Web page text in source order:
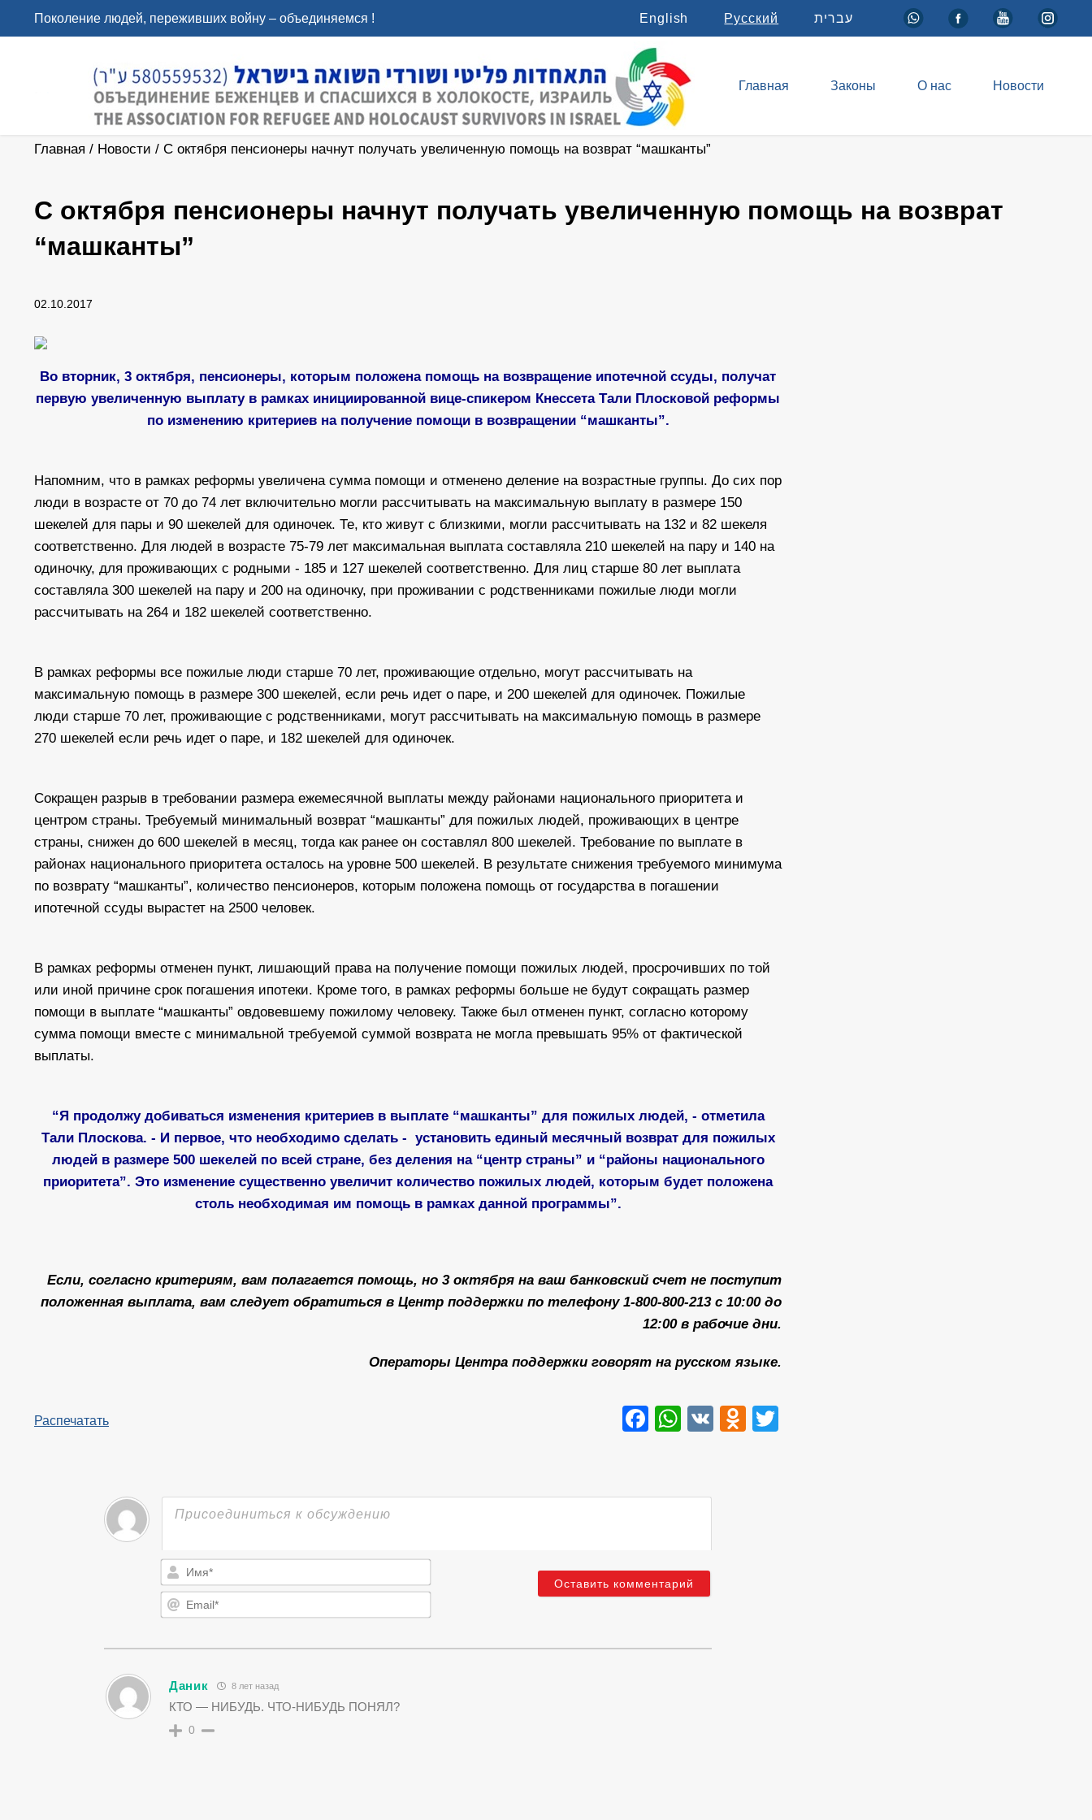
Поколение людей, переживших войну – объединяемся ! English Русский עברית
Главная Законы О нас Новости
Главная / Новости / С октября пенсионеры начнут получать увеличенную помощь на возврат “машканты”
С октября пенсионеры начнут получать увеличенную помощь на возврат
“машканты”
02.10.2017
Во вторник, 3 октября, пенсионеры, которым положена помощь на возвращение ипотечной ссуды, получат
первую увеличенную выплату в рамках инициированной вице-спикером Кнессета Тали Плосковой реформы
по изменению критериев на получение помощи в возвращении “машканты”.
Напомним, что в рамках реформы увеличена сумма помощи и отменено деление на возрастные группы. До сих пор
люди в возрасте от 70 до 74 лет включительно могли рассчитывать на максимальную выплату в размере 150
шекелей для пары и 90 шекелей для одиночек. Те, кто живут с близкими, могли рассчитывать на 132 и 82 шекеля
соответственно. Для людей в возрасте 75-79 лет максимальная выплата составляла 210 шекелей на пару и 140 на
одиночку, для проживающих с родными - 185 и 127 шекелей соответственно. Для лиц старше 80 лет выплата
составляла 300 шекелей на пару и 200 на одиночку, при проживании с родственниками пожилые люди могли
рассчитывать на 264 и 182 шекелей соответственно.
В рамках реформы все пожилые люди старше 70 лет, проживающие отдельно, могут рассчитывать на
максимальную помощь в размере 300 шекелей, если речь идет о паре, и 200 шекелей для одиночек. Пожилые
люди старше 70 лет, проживающие с родственниками, могут рассчитывать на максимальную помощь в размере
270 шекелей если речь идет о паре, и 182 шекелей для одиночек.
Сокращен разрыв в требовании размера ежемесячной выплаты между районами национального приоритета и
центром страны. Требуемый минимальный возврат “машканты” для пожилых людей, проживающих в центре
страны, снижен до 600 шекелей в месяц, тогда как ранее он составлял 800 шекелей. Требование по выплате в
районах национального приоритета осталось на уровне 500 шекелей. В результате снижения требуемого минимума
по возврату “машканты”, количество пенсионеров, которым положена помощь от государства в погашении
ипотечной ссуды вырастет на 2500 человек.
В рамках реформы отменен пункт, лишающий права на получение помощи пожилых людей, просрочивших по той
или иной причине срок погашения ипотеки. Кроме того, в рамках реформы больше не будут сокращать размер
помощи в выплате “машканты” овдовевшему пожилому человеку. Также был отменен пункт, согласно которому
сумма помощи вместе с минимальной требуемой суммой возврата не могла превышать 95% от фактической
выплаты.
“Я продолжу добиваться изменения критериев в выплате “машканты” для пожилых людей, - отметила
Тали Плоскова. - И первое, что необходимо сделать - установить единый месячный возврат для пожилых
людей в размере 500 шекелей по всей стране, без деления на “центр страны” и “районы национального
приоритета”. Это изменение существенно увеличит количество пожилых людей, которым будет положена
столь необходимая им помощь в рамках данной программы”.
Если, согласно критериям, вам полагается помощь, но 3 октября на ваш банковский счет не поступит
положенная выплата, вам следует обратиться в Центр поддержки по телефону 1-800-800-213 с 10:00 до
12:00 в рабочие дни.
Операторы Центра поддержки говорят на русском языке.
Распечатать Facebook
WhatsApp
VK Odnoklassniki
Имя*
Email*
Даник 8 лет назад
КТО — НИБУДЬ. ЧТО-НИБУДЬ ПОНЯЛ?
0